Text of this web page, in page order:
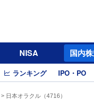
NISA 国内
ランキング IPO・PO
> 日本オラクル（4716）